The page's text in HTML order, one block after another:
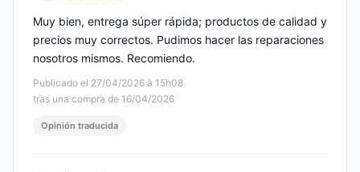
Publicado el 27/04/2026 à 15h08
tras una compra de 16/04/2026
Muy bien, entrega súper rápida; productos de calidad y
precios muy correctos. Pudimos hacer las reparaciones
nosotros mismos. Recomiendo.
Opinión traducida